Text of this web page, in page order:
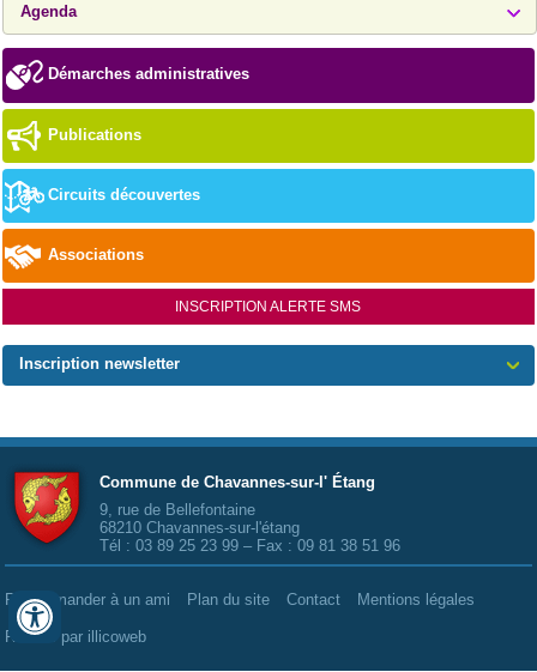
Agenda
Démarches administratives
Publications
Circuits découvertes
Associations
INSCRIPTION ALERTE SMS
Inscription newsletter
Commune de Chavannes-sur-l' Étang
9, rue de Bellefontaine
68210 Chavannes-sur-l'étang
Tél :03 89 25 23 99– Fax :09 81 38 51 96
Recommander à un ami Plan du site Contact Mentions légales
Réalisé par illicoweb